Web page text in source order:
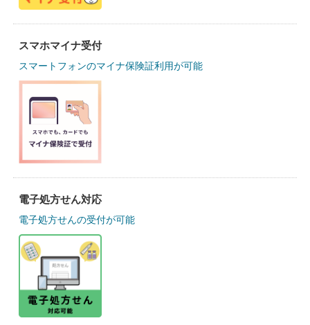
スマホマイナ受付
スマートフォンのマイナ保険証利用が可能
電子処方せん対応
電子処方せんの受付が可能